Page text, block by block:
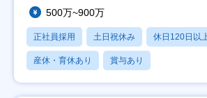
500万~900万
正社員採用 土日祝休み 休日120日以
産休・育休あり 賞与あり